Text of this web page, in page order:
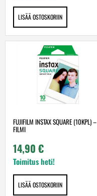
LISÄÄ OSTOSKORIIN
FUJIFILM INSTAX SQUARE (10KPL) –
FILMI
14,90 €
Toimitus heti!
LISÄÄ OSTOSKORIIN